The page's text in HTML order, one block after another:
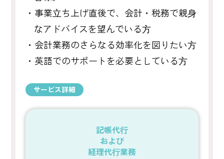
・事業⽴ち上げ直後で、会計・税務で親⾝
なアドバイスを望んでいる⽅
・会計業務のさらなる効率化を図りたい⽅
・英語でのサポートを必要としている⽅
サービス詳細
記帳代⾏
および
経理代⾏業務